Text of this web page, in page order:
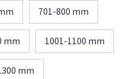
701-800 mm
mm 1001-1100 mm
mm